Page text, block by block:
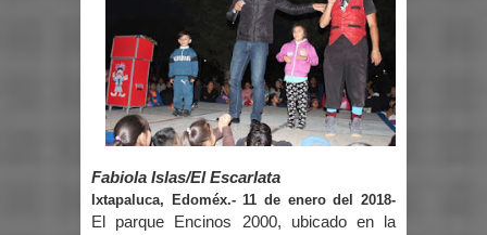
Fabiola Islas/El Escarlata
Ixtapaluca, Edoméx.- 11 de enero del 2018-
El parque Encinos 2000, ubicado en la